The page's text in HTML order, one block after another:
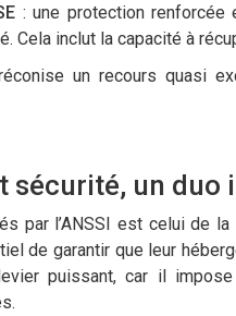
: une protection
Cela inclut la capacité à
un recours quasi
sécurité, un duo
par l’ANSSI est celui de
de garantir que leur
puissant, car il